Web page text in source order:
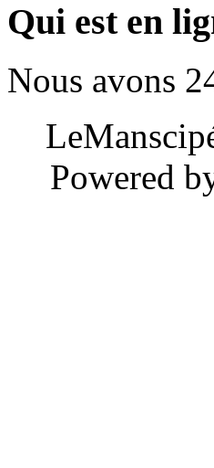
Qui est en
Nous avons
Powered